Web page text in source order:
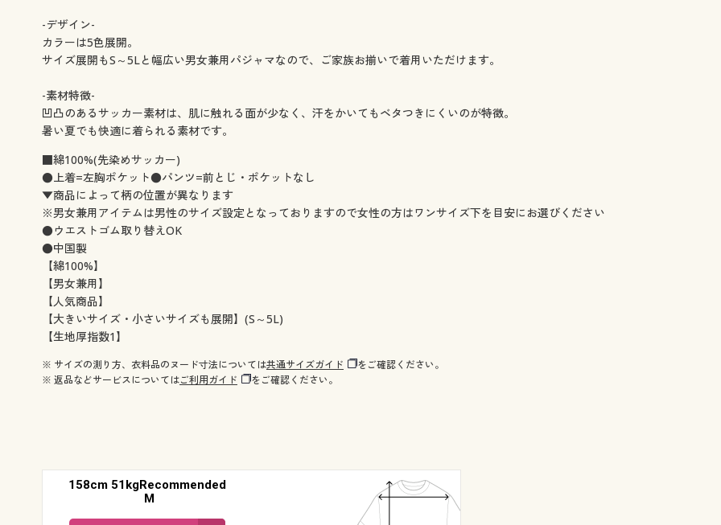
-デザイン-
カラーは5色展開。
サイズ展開もS～5Lと幅広い男女兼用パジャマなので、ご家族お揃いで着用いただけます。
-素材特徴-
凹凸のあるサッカー素材は、肌に触れる面が少なく、汗をかいてもベタつきにくいのが特徴。
暑い夏でも快適に着られる素材です。
■綿100%(先染めサッカー)
●上着=左胸ポケット●パンツ=前とじ・ポケットなし
▼商品によって柄の位置が異なります
※男女兼用アイテムは男性のサイズ設定となっておりますので女性の方はワンサイズ下を目安にお選びください
●ウエストゴム取り替えOK
●中国製
【綿100%】
【男女兼用】
【人気商品】
【大きいサイズ・小さいサイズも展開】(S～5L)
【生地厚指数1】
※ サイズの測り方、衣料品のヌード寸法については共通サイズガイド
をご確認ください。
※ 返品などサービスについてはご利用ガイド をご確認ください。
158cm 51kgRecommended
M